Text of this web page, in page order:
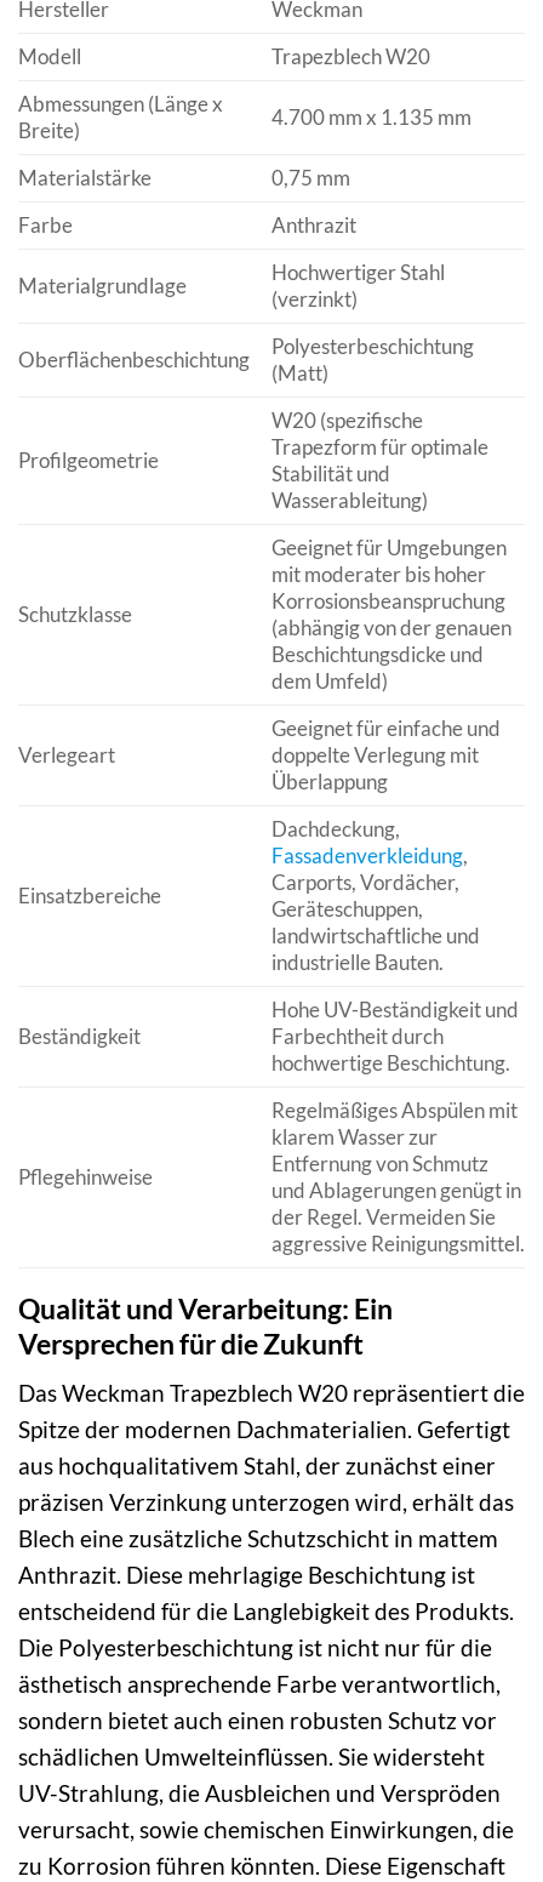
Hersteller
Weckman
Modell
Trapezblech W20
Abmessungen (Länge x
Breite)
4.700 mm x 1.135 mm
Materialstärke
0,75 mm
Farbe
Anthrazit
Materialgrundlage
Hochwertiger Stahl
(verzinkt)
Oberflächenbeschichtung
Polyesterbeschichtung
(Matt)
Profilgeometrie
W20 (spezifische
Trapezform für optimale
Stabilität und
Wasserableitung)
Schutzklasse
Geeignet für Umgebungen
mit moderater bis hoher
Korrosionsbeanspruchung
(abhängig von der genauen
Beschichtungsdicke und
dem Umfeld)
Verlegeart
Geeignet für einfache und
doppelte Verlegung mit
Überlappung
Einsatzbereiche
Dachdeckung,
Fassadenverkleidung,
Carports, Vordächer,
Geräteschuppen,
landwirtschaftliche und
industrielle Bauten.
Beständigkeit
Hohe UV-Beständigkeit und
Farbechtheit durch
hochwertige Beschichtung.
Pflegehinweise
Regelmäßiges Abspülen mit
klarem Wasser zur
Entfernung von Schmutz
und Ablagerungen genügt in
der Regel. Vermeiden Sie
aggressive Reinigungsmittel.
Qualität und Verarbeitung: Ein
Versprechen für die Zukunft
Das Weckman Trapezblech W20 repräsentiert die
Spitze der modernen Dachmaterialien. Gefertigt
aus hochqualitativem Stahl, der zunächst einer
präzisen Verzinkung unterzogen wird, erhält das
Blech eine zusätzliche Schutzschicht in mattem
Anthrazit. Diese mehrlagige Beschichtung ist
entscheidend für die Langlebigkeit des Produkts.
Die Polyesterbeschichtung ist nicht nur für die
ästhetisch ansprechende Farbe verantwortlich,
sondern bietet auch einen robusten Schutz vor
schädlichen Umwelteinflüssen. Sie widersteht
UV-Strahlung, die Ausbleichen und Verspröden
verursacht, sowie chemischen Einwirkungen, die
zu Korrosion führen könnten. Diese Eigenschaft